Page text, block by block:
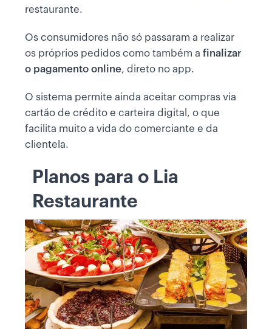
restaurante.
Os consumidores não só passaram a realizar
os próprios pedidos como também a finalizar
o pagamento online, direto no app.
O sistema permite ainda aceitar compras via
cartão de crédito e carteira digital, o que
facilita muito a vida do comerciante e da
clientela.
Planos para o Lia
Restaurante